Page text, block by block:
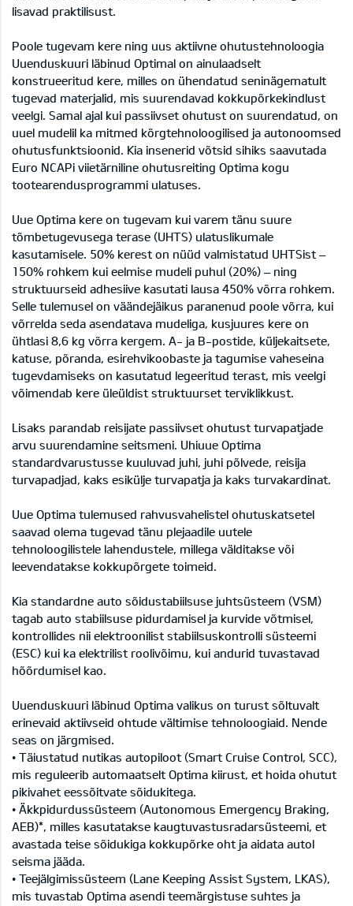
lisavad praktilisust.
Poole tugevam kere ning uus aktiivne ohutustehnoloogia
Uuenduskuuri läbinud Optimal on ainulaadselt
konstrueeritud kere, milles on ühendatud seninägematult
tugevad materjalid, mis suurendavad kokkupõrkekindlust
veelgi. Samal ajal kui passiivset ohutust on suurendatud, on
uuel mudelil ka mitmed kõrgtehnoloogilised ja autonoomsed
ohutusfunktsioonid. Kia insenerid võtsid sihiks saavutada
Euro NCAPi viietärniline ohutusreiting Optima kogu
tootearendusprogrammi ulatuses.
Uue Optima kere on tugevam kui varem tänu suure
tõmbetugevusega terase (UHTS) ulatuslikumale
kasutamisele. 50% kerest on nüüd valmistatud UHTSist –
150% rohkem kui eelmise mudeli puhul (20%) – ning
struktuurseid adhesiive kasutati lausa 450% võrra rohkem.
Selle tulemusel on väändejäikus paranenud poole võrra, kui
võrrelda seda asendatava mudeliga, kusjuures kere on
ühtlasi 8,6 kg võrra kergem. A- ja B-postide, küljekaitsete,
katuse, põranda, esirehvikoobaste ja tagumise vaheseina
tugevdamiseks on kasutatud legeeritud terast, mis veelgi
võimendab kere üleüldist struktuurset terviklikkust.
Lisaks parandab reisijate passiivset ohutust turvapatjade
arvu suurendamine seitsmeni. Uhiuue Optima
standardvarustusse kuuluvad juhi, juhi põlvede, reisija
turvapadjad, kaks esikülje turvapatja ja kaks turvakardinat.
Uue Optima tulemused rahvusvahelistel ohutuskatsetel
saavad olema tugevad tänu plejaadile uutele
tehnoloogilistele lahendustele, millega välditakse või
leevendatakse kokkupõrgete toimeid.
Kia standardne auto sõidustabiilsuse juhtsüsteem (VSM)
tagab auto stabiilsuse pidurdamisel ja kurvide võtmisel,
kontrollides nii elektroonilist stabiilsuskontrolli süsteemi
(ESC) kui ka elektrilist roolivõimu, kui andurid tuvastavad
hõõrdumisel kao.
Uuenduskuuri läbinud Optima valikus on turust sõltuvalt
erinevaid aktiivseid ohtude vältimise tehnoloogiaid. Nende
seas on järgmised.
• Täiustatud nutikas autopiloot (Smart Cruise Control, SCC),
mis reguleerib automaatselt Optima kiirust, et hoida ohutut
pikivahet eessõitvate sõidukitega.
• Äkkpidurdussüsteem (Autonomous Emergency Braking,
AEB)*, milles kasutatakse kaugtuvastusradarsüsteemi, et
avastada teise sõidukiga kokkupõrke oht ja aidata autol
seisma jääda.
• Teejälgimissüsteem (Lane Keeping Assist System, LKAS),
mis tuvastab Optima asendi teemärgistuse suhtes ja